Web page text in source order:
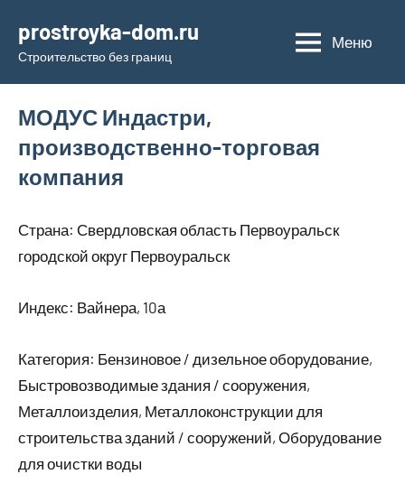
содержимому
prostroyka-dom.ru
Строительство без границ
Меню
МОДУС Индастри,
производственно-торговая
компания
Страна: Свердловская область Первоуральск
городской округ Первоуральск
Индекс: Вайнера, 10а
Категория: Бензиновое / дизельное оборудование,
Быстровозводимые здания / сооружения,
Металлоизделия, Металлоконструкции для
строительства зданий / сооружений, Оборудование
для очистки воды